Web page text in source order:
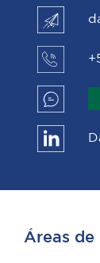
Áreas de